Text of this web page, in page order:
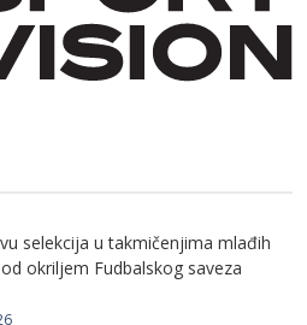
selekcija u takmičenjima mlađih
okriljem Fudbalskog saveza